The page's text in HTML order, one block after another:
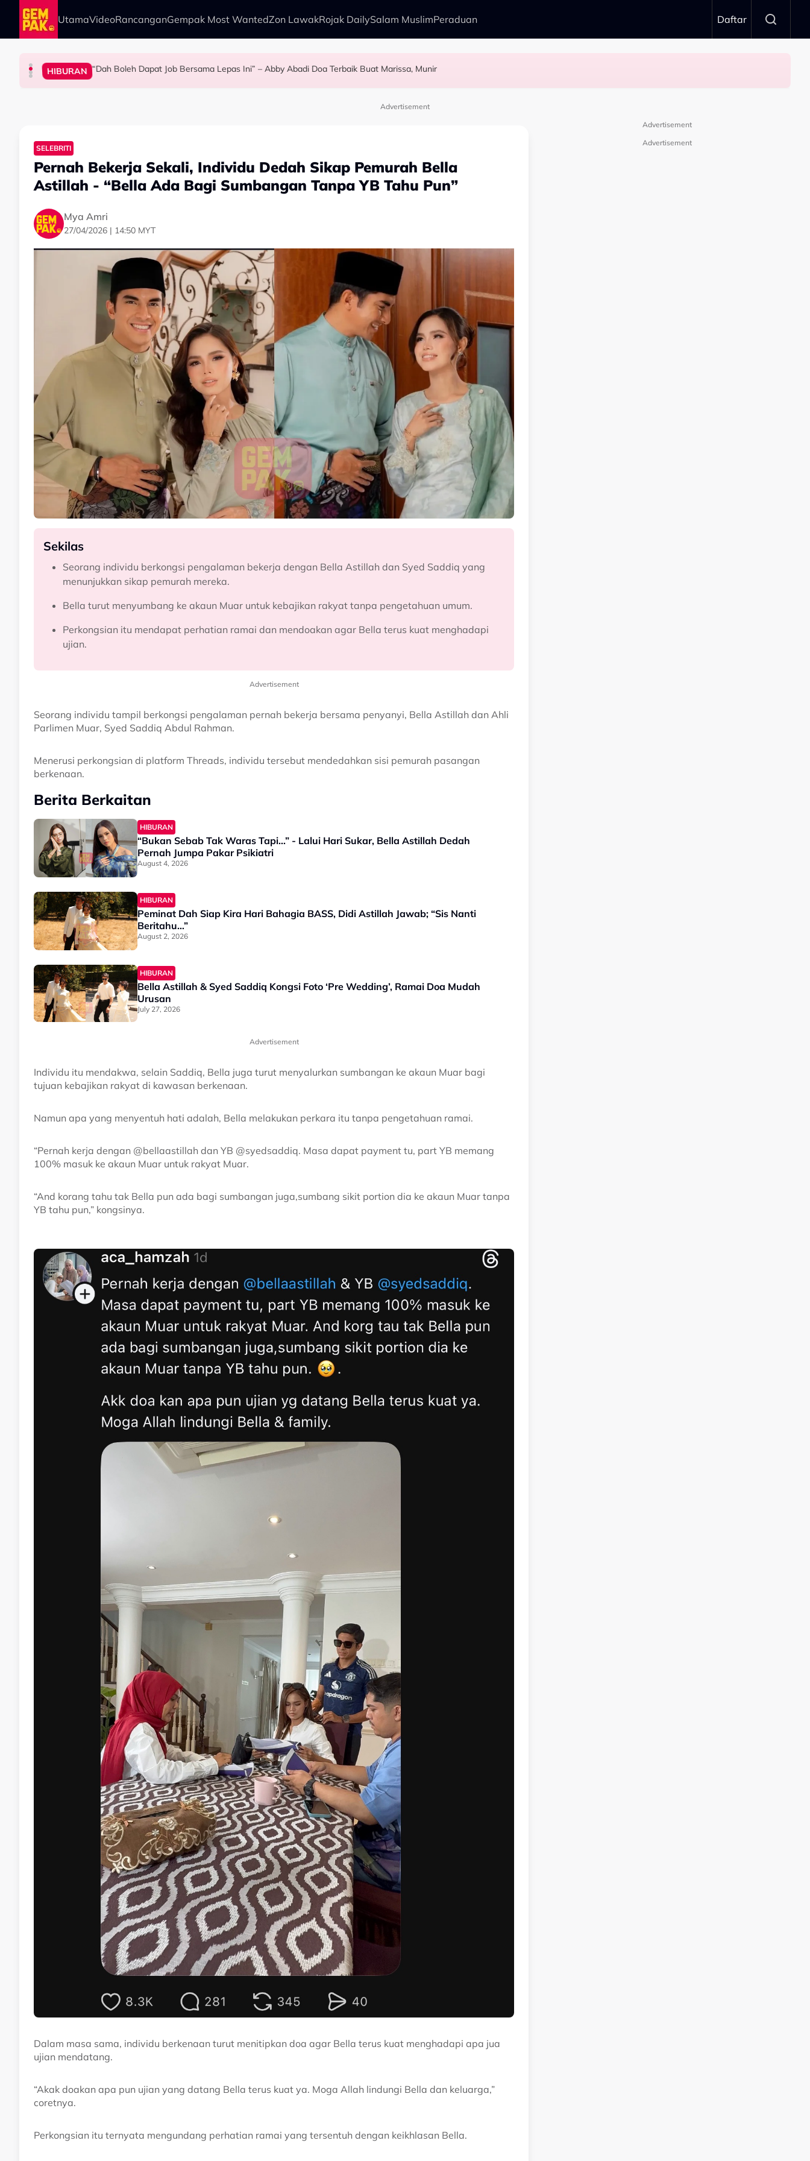
Skip to main content
UtamaVideoRancanganGempak Most WantedZon LawakRojak DailySalam MuslimPeraduan Daftar
HIBURAN Bawa Anak Ke Klinik, Syasya Rizal Terkejut Dikenali Doktor
HIBURAN “Dah Boleh Dapat Job Bersama Lepas Ini” – Abby Abadi Doa Terbaik Buat Marissa, Munir
BERITA Kasihnya Ibu, Ikan Lumba-Lumba Enggan Tinggalkan Anak Yang Sudah Mati
ANTARABANGSA Pengantin Penat Sampai Tertidur Atas Pelamin
Advertisement
SELEBRITI
Pernah Bekerja Sekali, Individu Dedah Sikap Pemurah Bella
Astillah - “Bella Ada Bagi Sumbangan Tanpa YB Tahu Pun”
Mya Amri
27/04/2026 | 14:50 MYT
Sekilas
Seorang individu berkongsi pengalaman bekerja dengan Bella Astillah dan Syed Saddiq yang
menunjukkan sikap pemurah mereka.
Bella turut menyumbang ke akaun Muar untuk kebajikan rakyat tanpa pengetahuan umum.
Perkongsian itu mendapat perhatian ramai dan mendoakan agar Bella terus kuat menghadapi
ujian.
Advertisement
Seorang individu tampil berkongsi pengalaman pernah bekerja bersama penyanyi, Bella Astillah dan Ahli
Parlimen Muar, Syed Saddiq Abdul Rahman.
Menerusi perkongsian di platform Threads, individu tersebut mendedahkan sisi pemurah pasangan
berkenaan.
Berita Berkaitan
HIBURAN
“Bukan Sebab Tak Waras Tapi...” - Lalui Hari Sukar, Bella Astillah Dedah
Pernah Jumpa Pakar Psikiatri
August 4, 2026
HIBURAN
Peminat Dah Siap Kira Hari Bahagia BASS, Didi Astillah Jawab; “Sis Nanti
Beritahu…”
August 2, 2026
HIBURAN
Bella Astillah & Syed Saddiq Kongsi Foto ‘Pre Wedding’, Ramai Doa Mudah
Urusan
July 27, 2026
Advertisement
Individu itu mendakwa, selain Saddiq, Bella juga turut menyalurkan sumbangan ke akaun Muar bagi
tujuan kebajikan rakyat di kawasan berkenaan.
Namun apa yang menyentuh hati adalah, Bella melakukan perkara itu tanpa pengetahuan ramai.
“Pernah kerja dengan @bellaastillah dan YB @syedsaddiq. Masa dapat payment tu, part YB memang
100% masuk ke akaun Muar untuk rakyat Muar.
“And korang tahu tak Bella pun ada bagi sumbangan juga,sumbang sikit portion dia ke akaun Muar tanpa
YB tahu pun,” kongsinya.
Dalam masa sama, individu berkenaan turut menitipkan doa agar Bella terus kuat menghadapi apa jua
ujian mendatang.
“Akak doakan apa pun ujian yang datang Bella terus kuat ya. Moga Allah lindungi Bella dan keluarga,”
coretnya.
Perkongsian itu ternyata mengundang perhatian ramai yang tersentuh dengan keikhlasan Bella.
Advertisement
Advertisement